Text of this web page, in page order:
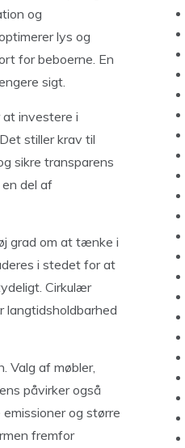
og
lys og
for beboerne. En
sigt.
at investere i
stiller krav til
sikre transparens
del af
grad om at tænke i
i stedet for at
Cirkulær
langtidsholdbarhed
Valg af møbler,
påvirker også
og større
fremfor